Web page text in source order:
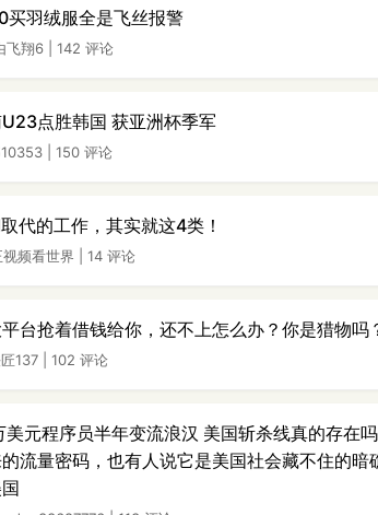
买羽绒服全是飞丝报警
飞翔6 142 评论
点胜韩国 获亚洲杯季军
150 评论
代的工作，其实就这4类！
频看世界 14 评论
台抢着借钱给你，还不上怎么办？你是猎物吗
137 102 评论
元程序员半年变流浪汉 美国斩杀线真的存在
流量密码，也有人说它是美国社会藏不住的